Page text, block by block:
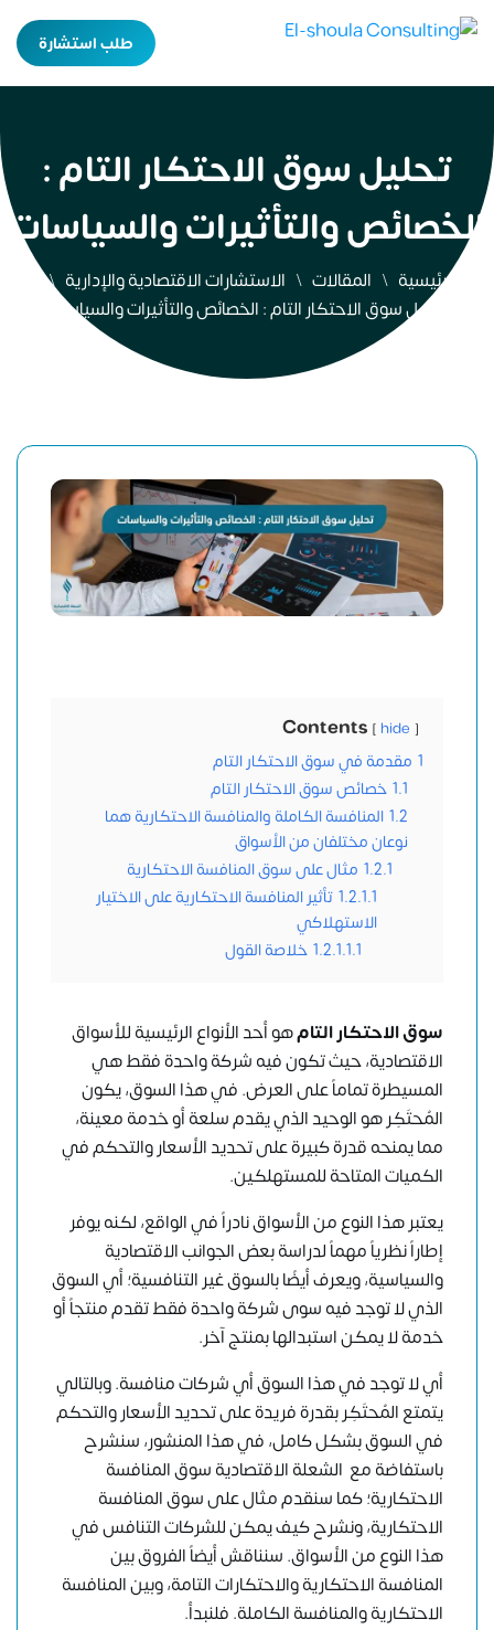
طلب استشارة
تحليل سوق الاحتكار التام :
الخصائص والتأثيرات والسياسات
الرئيسية المقالات
الاستشارات الاقتصادية والإدارية
تحليل سوق الاحتكار التام : الخصائص والتأثيرات والسياسات
Contents hide
1 مقدمة في سوق الاحتكار التام
1.1 خصائص سوق الاحتكار التام
1.2 المنافسة الكاملة والمنافسة الاحتكارية هما
نوعان مختلفان من الأسواق
1.2.1 مثال على سوق المنافسة الاحتكارية
1.2.1.1 تأثير المنافسة الاحتكارية على الاختيار
الاستهلاكي
1.2.1.1.1 خلاصة القول
سوق الاحتكار التامهو أحد الأنواع الرئيسية للأسواق
الاقتصادية، حيث تكون فيه شركة واحدة فقط هي
المسيطرة تماماً على العرض. في هذا السوق، يكون
المُحتَكِر هو الوحيد الذي يقدم سلعة أو خدمة معينة،
مما يمنحه قدرة كبيرة على تحديد الأسعار والتحكم في
الكميات المتاحة للمستهلكين.
يعتبر هذا النوع من الأسواق نادراً في الواقع، لكنه يوفر
إطاراً نظرياً مهماً لدراسة بعض الجوانب الاقتصادية
والسياسية، ويعرف أيضًا بالسوق غير التنافسية؛ أي السوق
الذي لا توجد فيه سوى شركة واحدة فقط تقدم منتجاً أو
خدمة لا يمكن استبدالها بمنتج آخر.
أي لا توجد في هذا السوق أي شركات منافسة. وبالتالي
يتمتع المُحتَكِر بقدرة فريدة على تحديد الأسعار والتحكم
في السوق بشكل كامل، في هذا المنشور، سنشرح
باستفاضة مع الشعلة الاقتصاديةسوق المنافسة
الاحتكارية؛ كما سنقدم مثال على سوق المنافسة
الاحتكارية، ونشرح كيف يمكن للشركات التنافس في
هذا النوع من الأسواق. سنناقش أيضاً الفروق بين
المنافسة الاحتكارية والاحتكارات التامة، وبين المنافسة
الاحتكارية والمنافسة الكاملة. فلنبدأ.